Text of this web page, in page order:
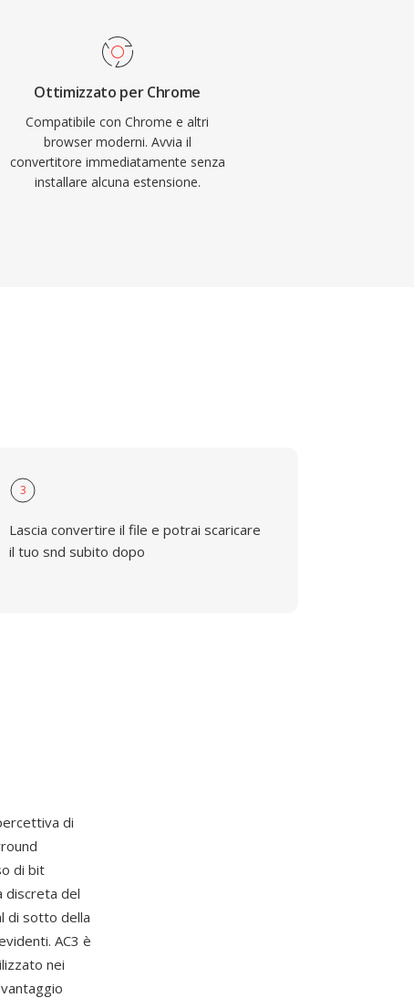
Ottimizzato per Chrome
Compatibile con Chrome e altri
browser moderni. Avvia il
convertitore immediatamente senza
installare alcuna estensione.
3
Lascia convertire il file e potrai scaricare
il tuo snd subito dopo
di
di bit
discreta del
di sotto della
AC3 è
nei